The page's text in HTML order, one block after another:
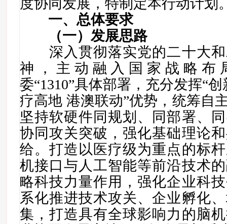
度协同发展，特制定本行动计划
一、总体要求
（一）发展思路
深入贯彻落实党的二十大和
神，主动融入国家战略布
委“1310”具体部署，充分发挥“
疗高地 港澳联动”优势，统筹自
坚持软硬件同规划、同部署、
协同攻关突破，强化基础理论
给。打造以医疗级为重点的标
机接口与人工智能等前沿技术
略科技力量作用，强化企业科
系化推进技术攻关、企业孵化
集，打造具有全球影响力的脑